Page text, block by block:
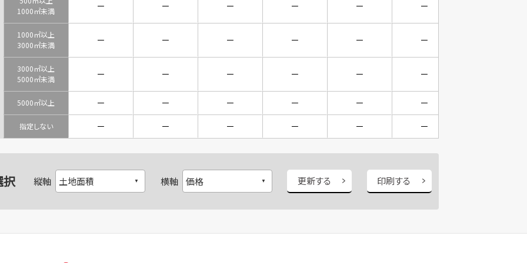
1000㎡未満
－ － － － － －
1000㎡以上
3000㎡未満
－ － － － － －
3000㎡以上
5000㎡未満
－ － － － － －
5000㎡以上 － － － － － －
指定しない － － － － － －
択 縦軸 横軸 更新する 印刷する